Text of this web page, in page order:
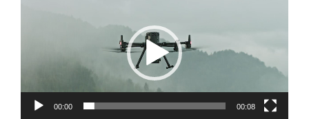
00:00 00:08